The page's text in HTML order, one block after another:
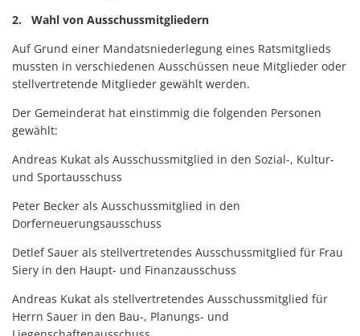
2. Wahl von Ausschussmitgliedern
Auf Grund einer Mandatsniederlegung eines Ratsmitglieds
mussten in verschiedenen Ausschüssen neue Mitglieder oder
stellvertretende Mitglieder gewählt werden.
Der Gemeinderat hat einstimmig die folgenden Personen
gewählt:
Andreas Kukat als Ausschussmitglied in den Sozial-, Kultur-
und Sportausschuss
Peter Becker als Ausschussmitglied in den
Dorferneuerungsausschuss
Detlef Sauer als stellvertretendes Ausschussmitglied für Frau
Siery in den Haupt- und Finanzausschuss
Andreas Kukat als stellvertretendes Ausschussmitglied für
Herrn Sauer in den Bau-, Planungs- und